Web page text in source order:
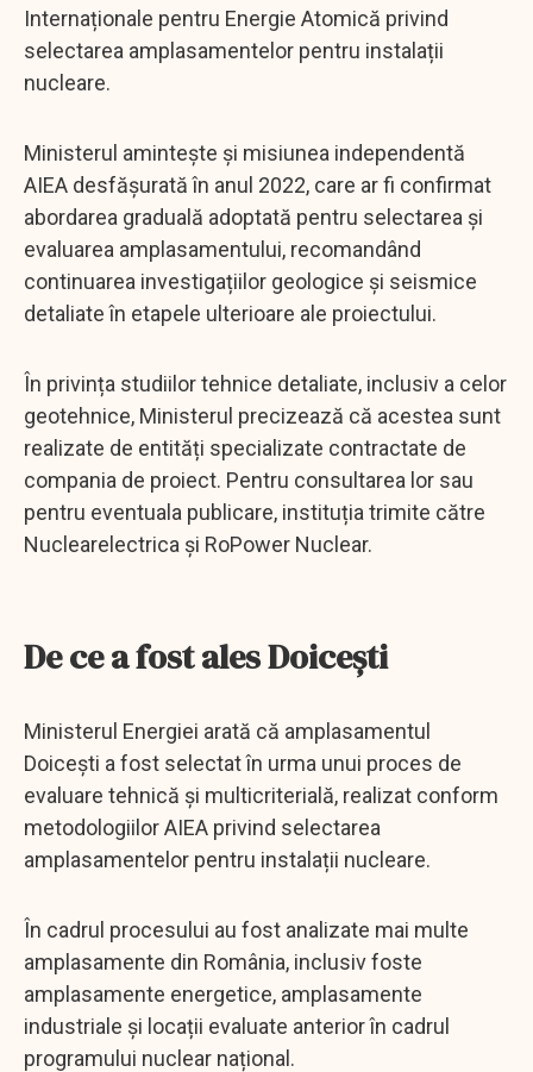
Internaționale pentru Energie Atomică privind
selectarea amplasamentelor pentru instalații
nucleare.
Ministerul amintește și misiunea independentă
AIEA desfășurată în anul 2022, care ar fi confirmat
abordarea graduală adoptată pentru selectarea și
evaluarea amplasamentului, recomandând
continuarea investigațiilor geologice și seismice
detaliate în etapele ulterioare ale proiectului.
În privința studiilor tehnice detaliate, inclusiv a celor
geotehnice, Ministerul precizează că acestea sunt
realizate de entități specializate contractate de
compania de proiect. Pentru consultarea lor sau
pentru eventuala publicare, instituția trimite către
Nuclearelectrica și RoPower Nuclear.
De ce a fost ales Doicești
Ministerul Energiei arată că amplasamentul
Doicești a fost selectat în urma unui proces de
evaluare tehnică și multicriterială, realizat conform
metodologiilor AIEA privind selectarea
amplasamentelor pentru instalații nucleare.
În cadrul procesului au fost analizate mai multe
amplasamente din România, inclusiv foste
amplasamente energetice, amplasamente
industriale și locații evaluate anterior în cadrul
programului nuclear național.